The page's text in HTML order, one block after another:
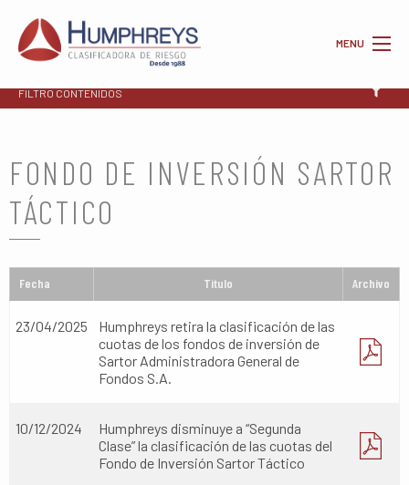
MENU
FILTRO CONTENIDOS
FONDO DE INVERSIÓN SARTOR
TÁCTICO
Fecha Titulo Archivo
23/04/2025
Humphreys retira la clasificación de las
cuotas de los fondos de inversión de
Sartor Administradora General de
Fondos S.A.
10/12/2024
Humphreys disminuye a “Segunda
Clase” la clasificación de las cuotas del
Fondo de Inversión Sartor Táctico